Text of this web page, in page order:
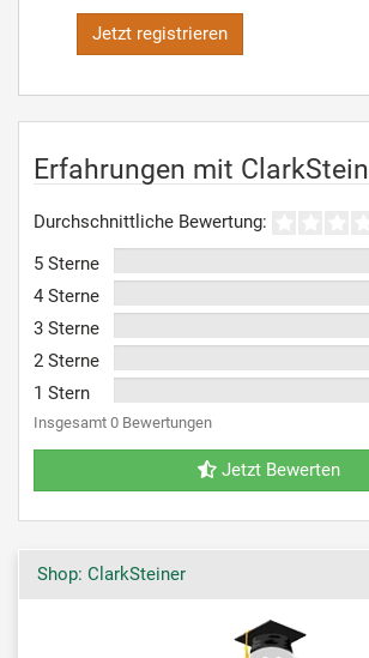
Jetzt registrieren
Erfahrungen mit
Durchschnittliche Bewertung:
5 Sterne
4 Sterne
3 Sterne
2 Sterne
1 Stern
Insgesamt 0 Bewertungen
Jetzt Bewerten
Shop: ClarkSteiner